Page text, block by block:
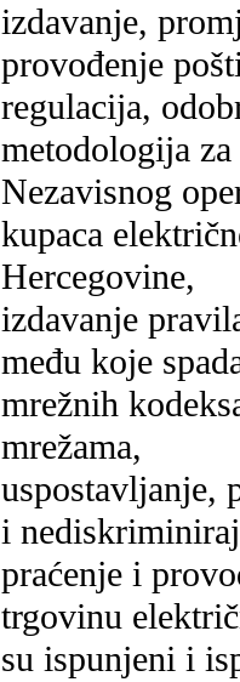
izdavanje,
provođenje
regulacija,
metodologija
Nezavisnog
kupaca
Hercegovine,
izdavanje
među koje
mrežnih
mrežama,
uspostavljanje,
i
praćenje i
trgovinu
su ispunjeni i